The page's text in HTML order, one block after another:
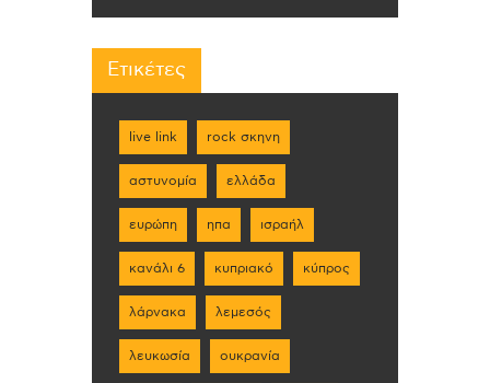
Ετικέτες
live link rock σκηνη
αστυνομία ελλάδα
ευρώπη ηπα ισραήλ
κανάλι 6 κυπριακό κύπρος
λάρνακα λεμεσός
λευκωσία ουκρανία